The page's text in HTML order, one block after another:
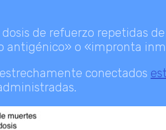
de refuerzo repetidas
antigénico» o «impronta
conectados